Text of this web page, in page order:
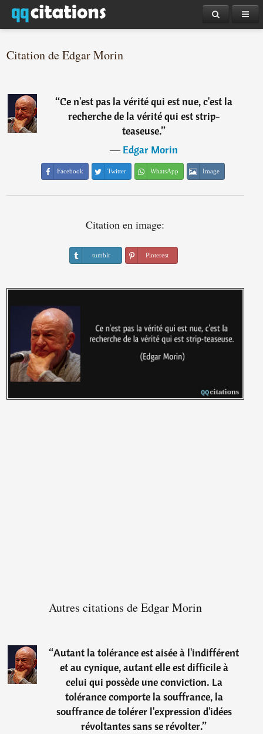
Citation de Edgar Morin
“Ce n'est pas la vérité qui est nue, c'est la
recherche de la vérité qui est strip-
teaseuse.”
―Edgar Morin
Facebook Twitter WhatsApp Image
Citation en image:
tumblr Pinterest
Autres citations de Edgar Morin
“Autant la tolérance est aisée à l'indifférent
et au cynique, autant elle est difficile à
celui qui possède une conviction. La
tolérance comporte la souffrance, la
souffrance de tolérer l'expression d'idées
révoltantes sans se révolter.”